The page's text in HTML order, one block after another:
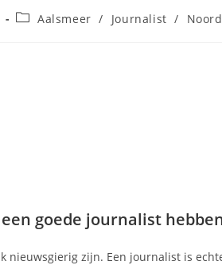
Berichtcategorie:
Aalsmeer / Journalist /
goede journalist
nieuwsgierig zijn. Een journalist is